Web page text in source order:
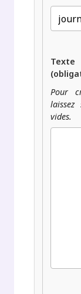
Pour
laissez
vides.